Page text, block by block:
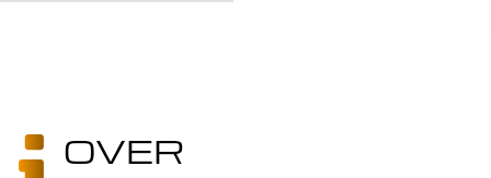
OVER